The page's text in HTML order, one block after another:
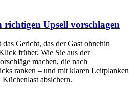
richtigen Upsell vorschlagen
Gericht, das der Gast ohnehin
früher. Wie Sie aus der
machen, die nach
ranken – und mit klaren Leitplanken
absichern.